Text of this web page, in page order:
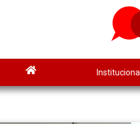
Institucional